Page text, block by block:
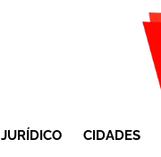
JURÍDICO CIDADES